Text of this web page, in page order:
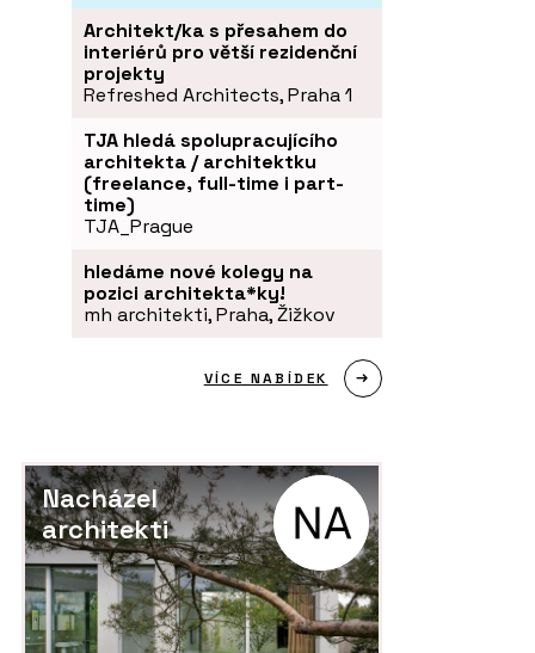
Architekt/ka s přesahem do
interiérů pro větší rezidenční
projekty
Refreshed Architects, Praha 1
TJA hledá spolupracujícího
architekta / architektku
(freelance, full-time i part-
time)
TJA_Prague
hledáme nové kolegy na
pozici architekta*ky!
mh architekti, Praha, Žižkov
VÍCE NABÍDEK
Nacházel
architekti